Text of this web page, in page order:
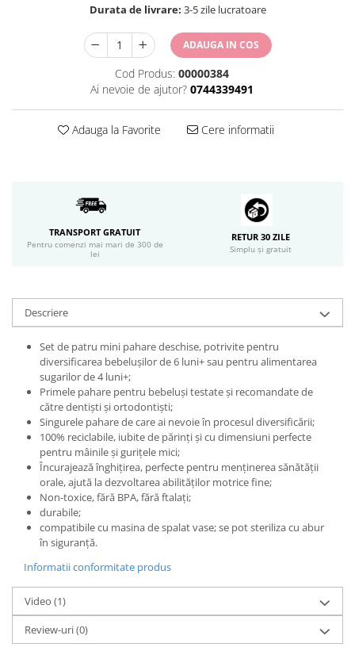
Durata de livrare: 3-5 zile lucratoare
ADAUGA IN COS
Cod Produs: 00000384
Ai nevoie de ajutor? 0744339491
Adauga la Favorite Cere informatii
TRANSPORT GRATUIT
Pentru comenzi mai mari de 300 de
lei
RETUR 30 ZILE
Simplu și gratuit
Descriere
Set de patru mini pahare deschise, potrivite pentru
diversificarea bebelușilor de 6 luni+ sau pentru alimentarea
sugarilor de 4 luni+;
Primele pahare pentru bebeluși testate și recomandate de
către dentiști și ortodontiști;
Singurele pahare de care ai nevoie în procesul diversificării;
100% reciclabile, iubite de părinți și cu dimensiuni perfecte
pentru mâinile și gurițele mici;
Încurajează înghițirea, perfecte pentru menținerea sănătății
orale, ajută la dezvoltarea abilităților motrice fine;
Non-toxice, fără BPA, fără ftalați;
durabile;
compatibile cu masina de spalat vase; se pot steriliza cu abur
în siguranță.
Informatii conformitate produs
Video (1)
Review-uri(0)